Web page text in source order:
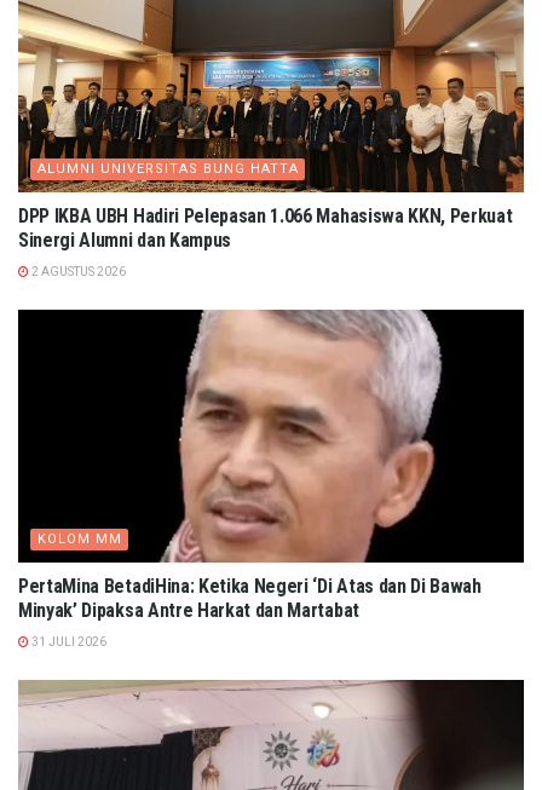
ALUMNI UNIVERSITAS BUNG HATTA
DPP IKBA UBH Hadiri Pelepasan 1.066 Mahasiswa KKN, Perkuat
Sinergi Alumni dan Kampus
2 AGUSTUS 2026
KOLOM MM
PertaMina BetadiHina: Ketika Negeri ‘Di Atas dan Di Bawah
Minyak’ Dipaksa Antre Harkat dan Martabat​
31 JULI 2026